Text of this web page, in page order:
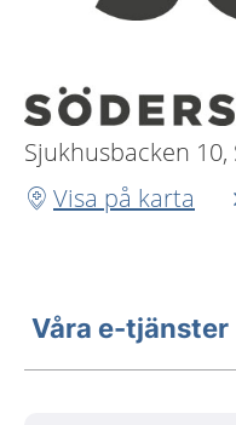
Sjukhusbacken
Visa på karta
Våra e-tjänster